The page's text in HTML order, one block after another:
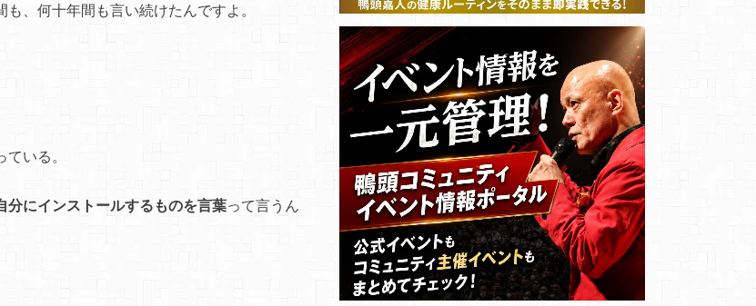
、何十年間も言い続けたんですよ。
いる。
分にインストールするものを言葉って言うん